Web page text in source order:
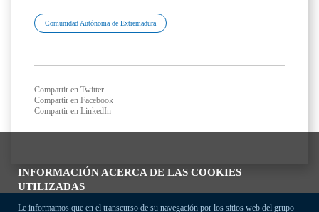
INFORMACIÓN ACERCA DE LAS COOKIES
UTILIZADAS
Le informamos que en el transcurso de su navegación por los sitios web del grupo
Comunidad Autónoma de Extremadura
Compartir en Twitter
Compartir en Facebook
Compartir en LinkedIn